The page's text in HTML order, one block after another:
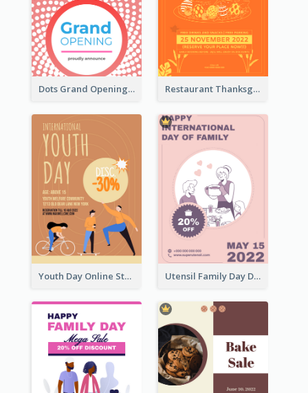
Dots Grand Opening Flyers Restaurant Thanksgiving Promote Flyers
Youth Day Online Store Discount Flyer Utensil Family Day Discount Flyer